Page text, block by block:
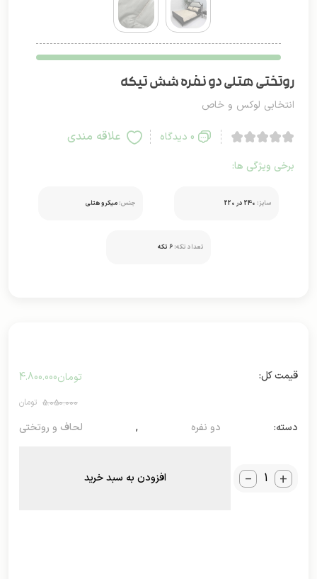
روتختی هتلی دو نفره شش تیکه
انتخابی لوکس و خاص
0 دیدگاه علاقه مندی
برخی ویژگی ها:
سایز: 240 در 220 جنس: میکرو هتلی
تعداد تکه: 6 تکه
5.050.000
تومان4.800.000
دسته: دو نفره , لحاف و روتختی
_ + افزودن به سبد خرید